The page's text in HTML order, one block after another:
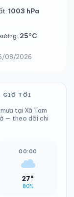
1003 hPa
25°C
08/2026
GIỜ TỚI
tại Xã Tam
— theo dõi chi
00:00
27°
80%